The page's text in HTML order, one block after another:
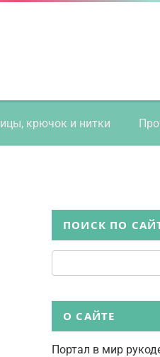
крючок и нитки
ПОИСК ПО
О САЙТЕ
Портал в мир